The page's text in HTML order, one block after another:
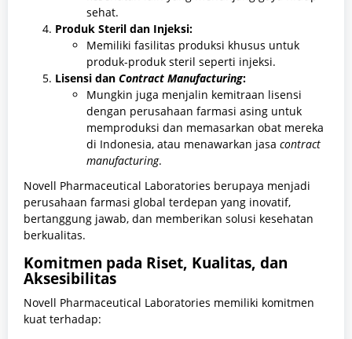
sehat.
Produk Steril dan Injeksi:
Memiliki fasilitas produksi khusus untuk
produk-produk steril seperti injeksi.
Lisensi dan Contract Manufacturing:
Mungkin juga menjalin kemitraan lisensi
dengan perusahaan farmasi asing untuk
memproduksi dan memasarkan obat mereka
di Indonesia, atau menawarkan jasa contract
manufacturing.
Novell Pharmaceutical Laboratories berupaya menjadi
perusahaan farmasi global terdepan yang inovatif,
bertanggung jawab, dan memberikan solusi kesehatan
berkualitas.
Komitmen pada Riset, Kualitas, dan
Aksesibilitas
Novell Pharmaceutical Laboratories memiliki komitmen
kuat terhadap: